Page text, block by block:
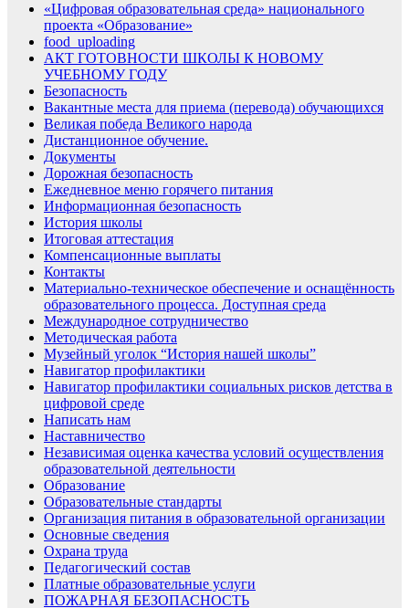
«Цифровая образовательная среда» национального
проекта «Образование»
food_uploading
АКТ ГОТОВНОСТИ ШКОЛЫ К НОВОМУ
УЧЕБНОМУ ГОДУ
Безопасность
Вакантные места для приема (перевода) обучающихся
Великая победа Великого народа
Дистанционное обучение.
Документы
Дорожная безопасность
Ежедневное меню горячего питания
Информационная безопасность
История школы
Итоговая аттестация
Компенсационные выплаты
Контакты
Материально-техническое обеспечение и оснащённость
образовательного процесса. Доступная среда
Международное сотрудничество
Методическая работа
Музейный уголок “История нашей школы”
Навигатор профилактики
Навигатор профилактики социальных рисков детства в
цифровой среде
Написать нам
Наставничество
Независимая оценка качества условий осуществления
образовательной деятельности
Образование
Образовательные стандарты
Организация питания в образовательной организации
Основные сведения
Охрана труда
Педагогический состав
Платные образовательные услуги
ПОЖАРНАЯ БЕЗОПАСНОСТЬ